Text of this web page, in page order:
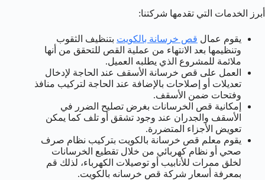
أبرز الخدمات التي تقدمها شركتنا:
يقوم عمال قص خرسانة بالكويت بتنظيف الثقوب
وتنظيمها بعد الانتهاء من عملية القص للتحقق من أنها
ملائمة للمشروع الذي يطلبه العميل.
العمل على قص خرسانة الأسقف عند الحاجة لإدخال
تعديلات أو إصلاحات بالإضافة عند الحاجة لتركيب منافذ
وفتحات ضمن الأسقف.
إمكانية قص الخرسانات بغرض تصليح الضرر في
الأسقف والجدران عند وجود تشقق أو تلف كما يمكن
تعويض الأجزاء المتضررة.
يقوم معلم قص خرسانة بالكويت بتركيب نظام صرف
صحي أو نظام كهربائي من خلال تقطيع الخرسانات
لخلق ممرات للأنابيب أو توصيلات الكهرباء، لذلك قم
بمعرفة أسعار شركة قص خرسانه بالكويت.